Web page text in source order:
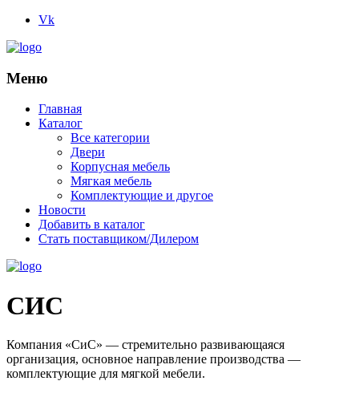
Vk
Меню
Главная
Каталог
Все категории
Двери
Корпусная мебель
Мягкая мебель
Комплектующие и другое
Новости
Добавить в каталог
Стать поставщиком/Дилером
СИС
Компания «СиС» — стремительно развивающаяся
организация, основное направление производства —
комплектующие для мягкой мебели.